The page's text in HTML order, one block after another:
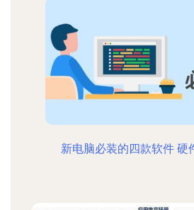
新电脑必装的四款软件 硬